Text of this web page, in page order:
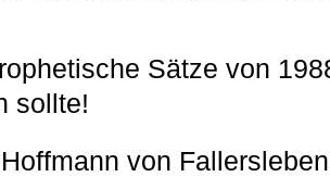
Sätze von
sollte!
von